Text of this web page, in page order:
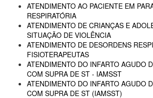
ATENDIMENTO AO PACIENTE EM
RESPIRATÓRIA
ATENDIMENTO DE CRIANÇAS E
SITUAÇÃO DE VIOLÊNCIA
ATENDIMENTO DE DESORDENS
FISIOTERAPEUTAS
ATENDIMENTO DO INFARTO AGUDO
COM SUPRA DE ST - IAMSST
ATENDIMENTO DO INFARTO AGUDO
COM SUPRA DE ST (IAMSST)